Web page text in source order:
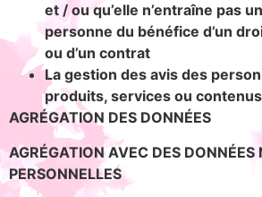
et / ou qu’elle n’entraîne pas
personne du bénéfice d’un
ou d’un contrat
La gestion des avis des
produits, services ou contenus
AGRÉGATION DES DONNÉES
AGRÉGATION AVEC DES DONNÉES
PERSONNELLES